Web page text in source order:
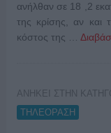
ανήλθαν σε 18 ,2
της κρίσης, αν
κόστος της …
ΑΝΗΚΕΙ ΣΤΗΝ
ΤΗΛΕΟΡΑΣΗ